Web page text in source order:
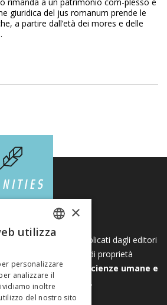
giuridica del jus romanum prende le
a partire dall’età dei mores e delle
i libri e le riviste pubblicati dagli editori
e sociali. Libreo.ch è di proprietà
degli editori di scienze umane e
senza scopo di lucro.
FRENCH
×
utilizza
personalizzare
analizzare il
inoltre
del nostro sito